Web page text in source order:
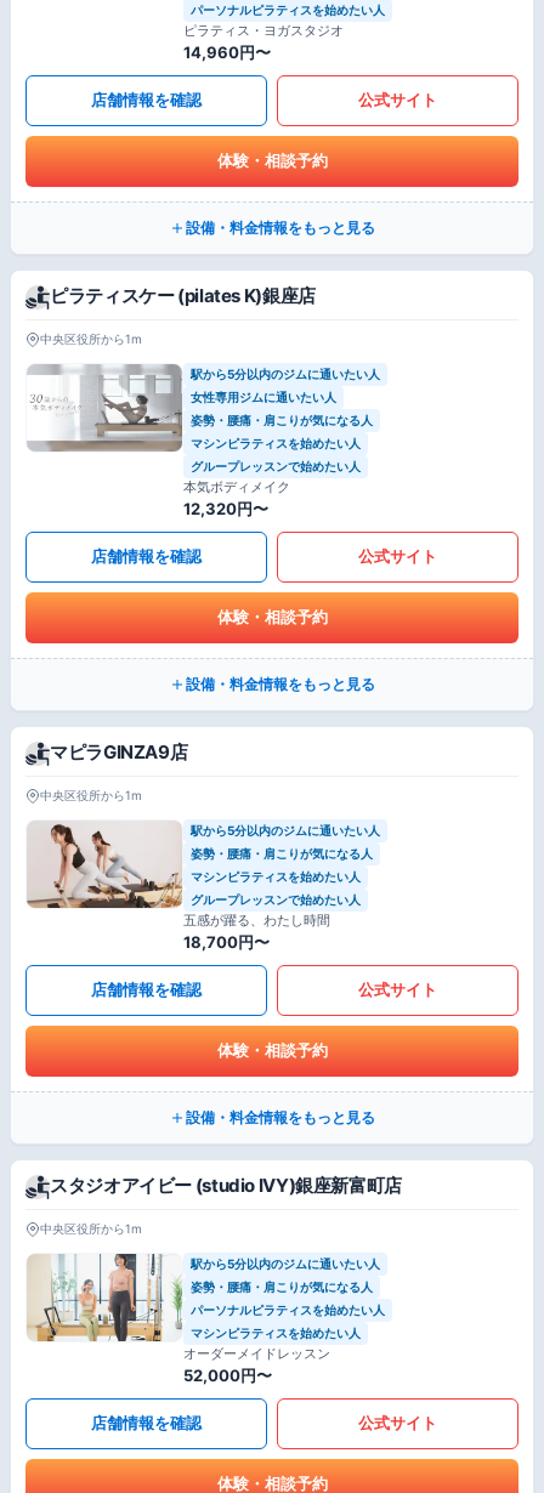
パーソナルピラティスを始めたい人
ピラティス・ヨガスタジオ
14,960円〜
店舗情報を確認 公式サイト
体験・相談予約
設備・料金情報をもっと見る
ピラティスケー (pilates K)銀座店
中央区役所から1m
駅から5分以内のジムに通いたい人
女性専用ジムに通いたい人
姿勢・腰痛・肩こりが気になる人
マシンピラティスを始めたい人
グループレッスンで始めたい人
本気ボディメイク
12,320円〜
店舗情報を確認 公式サイト
体験・相談予約
設備・料金情報をもっと見る
マピラGINZA9店
中央区役所から1m
駅から5分以内のジムに通いたい人
姿勢・腰痛・肩こりが気になる人
マシンピラティスを始めたい人
グループレッスンで始めたい人
五感が躍る、わたし時間
18,700円〜
店舗情報を確認 公式サイト
体験・相談予約
設備・料金情報をもっと見る
スタジオアイビー (studio IVY)銀座新富町店
中央区役所から1m
駅から5分以内のジムに通いたい人
姿勢・腰痛・肩こりが気になる人
パーソナルピラティスを始めたい人
マシンピラティスを始めたい人
オーダーメイドレッスン
52,000円〜
店舗情報を確認 公式サイト
体験・相談予約